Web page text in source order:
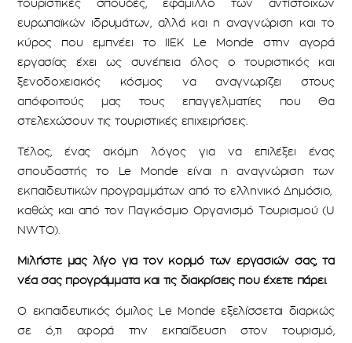
τουριστικές σπουδές, εφάμιλλο των αντίστοιχων
ευρωπαϊκών ιδρυμάτων, αλλά και η αναγνώριση και το
κύρος που εμπνέει το IIEK Le Monde στην αγορά
εργασίας έχει ως συνέπεια όλος ο τουριστικός και
ξενοδοχειακός κόσμος να αναγνωρίζει στους
απόφοιτούς μας τους επαγγελματίες που Θα
στελεχώσουν τις τουριστικές επιχειρήσεις.
Τέλος, ένας ακόμη λόγος για να επιλέξει ένας
σπουδαστής το Le Monde είναι η αναγνώριση των
εκπαιδευτικών προγραμμάτων από το ελληνικό Δημόσιο,
καθώς και από τον Παγκόσμιο Οργανισμό Τουρισμού (U
NWTO).
Μιλήστε μας λίγο για τον κορμό των εργασιών σας, τα
νέα σας προγράμματα και τις διακρίσεις που έχετε πάρει.
Ο εκπαιδευτικός όμιλος Le Monde εξελίσσεται διαρκώς
σε ό,τι αφορά την εκπαίδευση στον τουρισμό,